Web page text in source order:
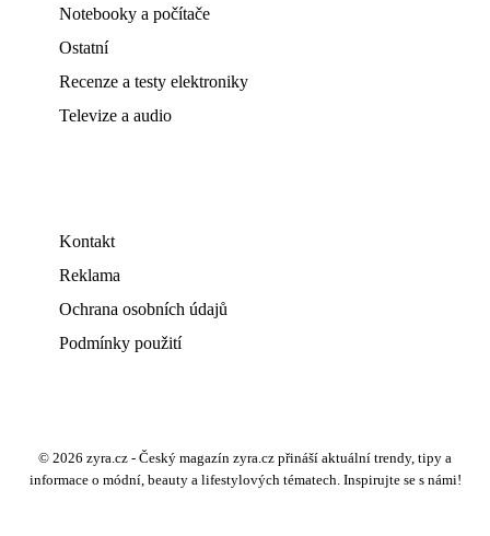
Notebooky a počítače
Ostatní
Recenze a testy elektroniky
Televize a audio
Kontakt
Reklama
Ochrana osobních údajů
Podmínky použití
© 2026 zyra.cz - Český magazín zyra.cz přináší aktuální trendy, tipy a
informace o módní, beauty a lifestylových tématech. Inspirujte se s námi!